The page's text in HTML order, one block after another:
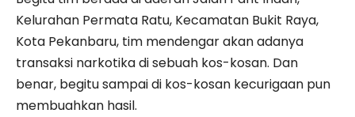
Kelurahan Permata Ratu, Kecamatan Bukit Raya,
Kota Pekanbaru, tim mendengar akan adanya
transaksi narkotika di sebuah kos-kosan. Dan
benar, begitu sampai di kos-kosan kecurigaan pun
membuahkan hasil.